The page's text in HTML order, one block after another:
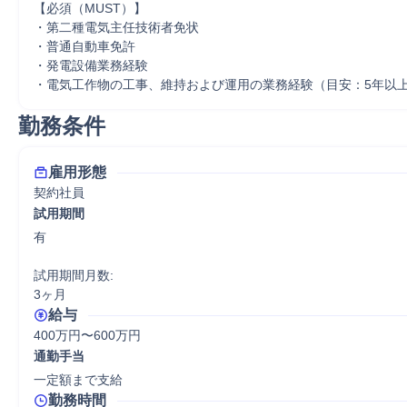
【必須（MUST）】
・第二種電気主任技術者免状
・普通自動車免許
・発電設備業務経験
・電気工作物の工事、維持および運用の業務経験（目安：5年以
勤務条件
雇用形態
契約社員
試用期間
有
試用期間月数:
3ヶ月
給与
400万円〜600万円
通勤手当
一定額まで支給
勤務時間